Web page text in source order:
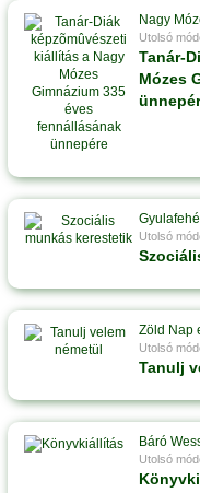
Nagy
Utolsó
Tanár-
Mózes
Utolsó
Zöld Nap
Utolsó
Tanulj
Báró
Utolsó